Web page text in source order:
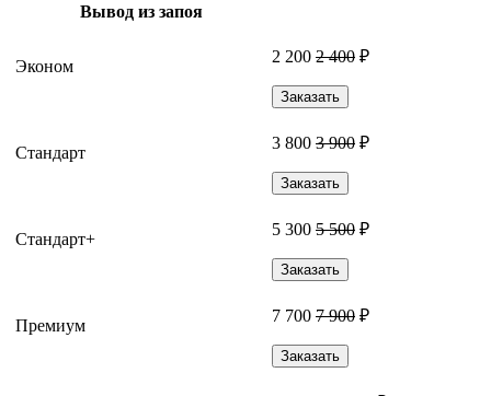
Вывод из запоя
Эконом
2 200 2 400 ₽
Заказать
Стандарт
3 800 3 900 ₽
Заказать
Стандарт+
5 300 5 500 ₽
Заказать
Премиум
7 700 7 900 ₽
Заказать